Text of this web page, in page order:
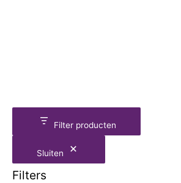
Filter producten
Sluiten
Filters